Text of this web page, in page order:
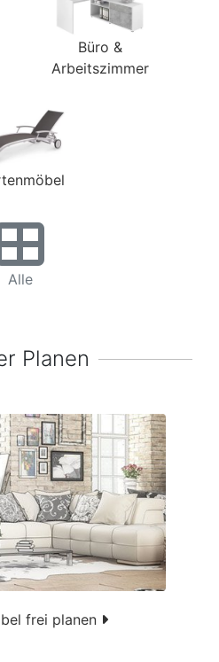
Büro &
Arbeitszimmer
Alle
Planen
frei planen